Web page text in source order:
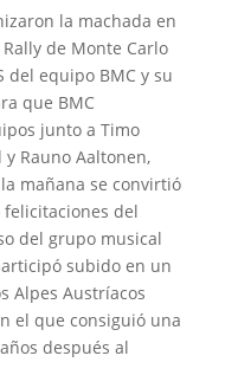
la machada en
de Monte Carlo
del equipo BMC y su
que BMC
junto a Timo
Rauno Aaltonen,
mañana se convirtió
del
del grupo musical
subido en un
Alpes Austríacos
el que consiguió una
después al